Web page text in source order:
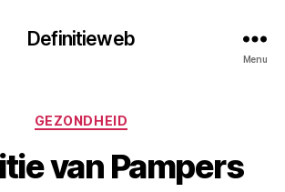
Definitieweb
Menu
Categorieën
GEZONDHEID
van Pampers